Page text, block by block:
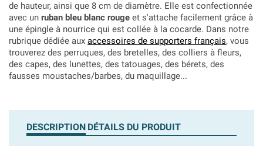
de hauteur, ainsi que 8 cm de diamètre. Elle est confectionnée
avec un ruban bleu blanc rouge et s'attache facilement grâce à
une épingle à nourrice qui est collée à la cocarde. Dans notre
rubrique dédiée aux accessoires de supporters français, vous
trouverez des perruques, des bretelles, des colliers à fleurs,
des capes, des lunettes, des tatouages, des bérets, des
fausses moustaches/barbes, du maquillage...
DESCRIPTION DÉTAILS DU PRODUIT